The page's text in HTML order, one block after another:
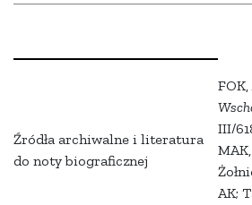
Źródła archiwalne i literatura
do noty biograficznej
FOK,
III/
AK;